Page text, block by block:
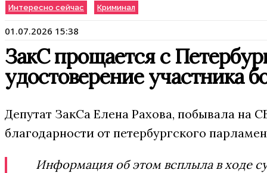
Интересно сейчас Криминал
01.07.2026 15:38
ЗакС прощается с
удостоверение участника
Депутат ЗакСа Елена Рахова, побывала на
благодарности от петербургского
Информация об этом всплыла в ходе